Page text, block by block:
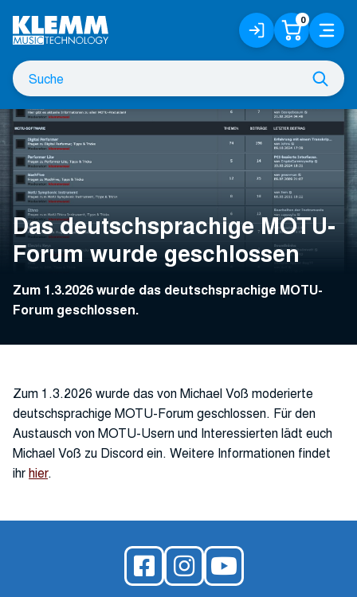
Hauptinhalt
Suche
nach
Anmelden
/
Registrieren
0 Menü
Das deutschsprachige MOTU-
Forum wurde geschlossen
Zum 1.3.2026 wurde das deutschsprachige MOTU-
Forum geschlossen.
Zum 1.3.2026 wurde das von Michael Voß moderierte
deutschsprachige MOTU-Forum geschlossen. Für den
Austausch von MOTU-Usern und Interessierten lädt euch
Michael Voß zu Discord ein. Weitere Informationen findet
ihrhier.